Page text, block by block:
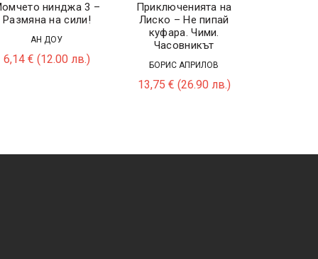
нинджа 3 –
Размяна на сили!
АН ДОУ
6,14 € (12.00 лв.)
Приключенията на
Лиско – Не пипай
куфара. Чими.
Часовникът
БОРИС АПРИЛОВ
13,75 € (26.90 лв.)